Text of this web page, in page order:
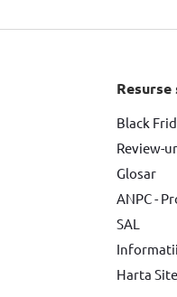
Black
Review-
Glosar
ANPC -
SAL
Harta Site